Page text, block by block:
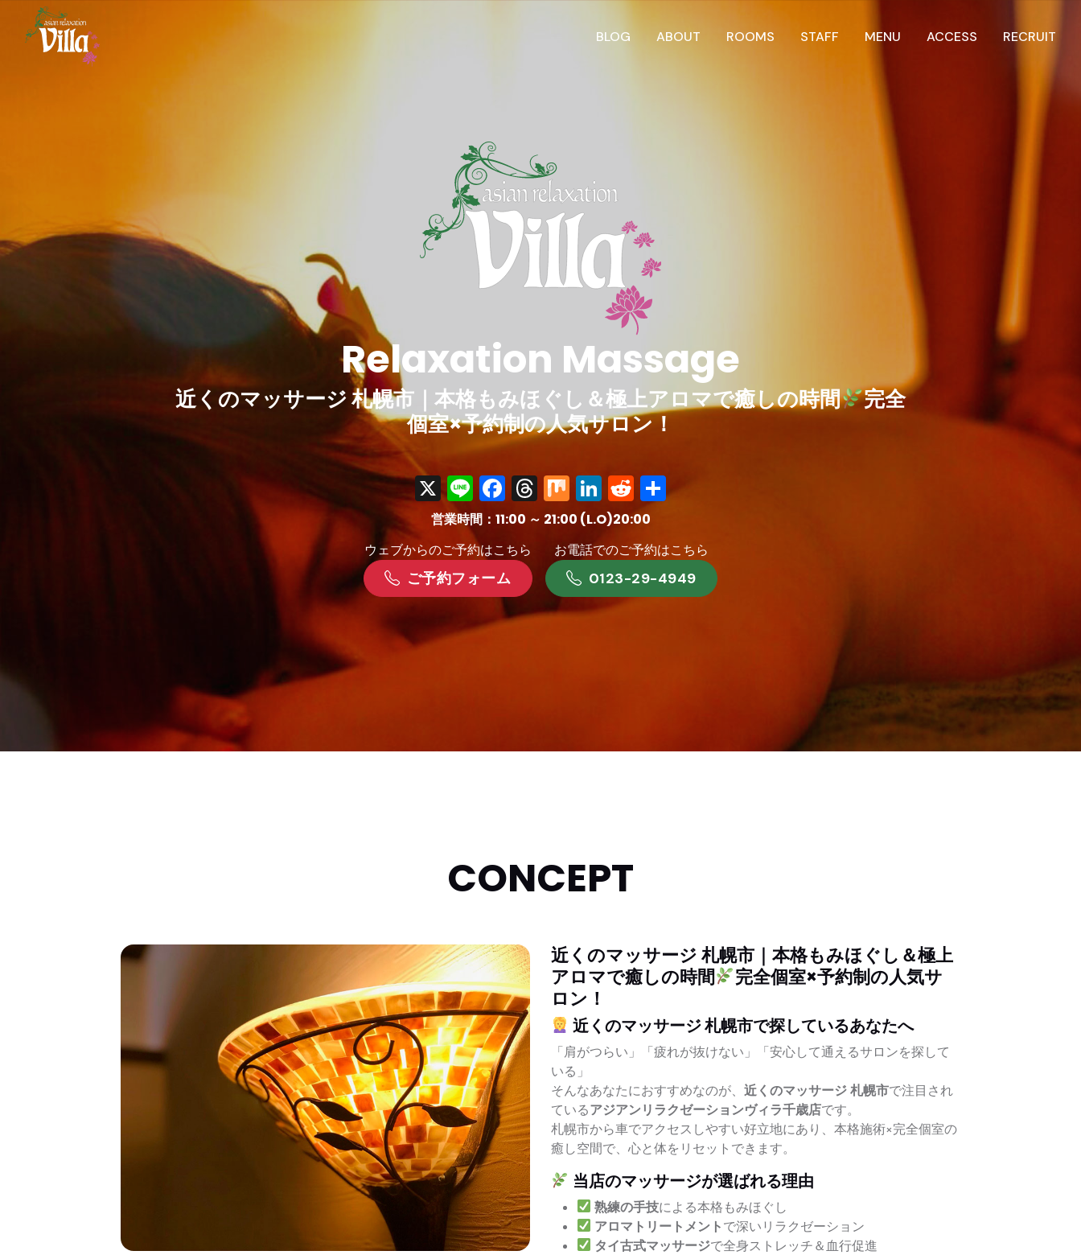
BLOG ABOUT ROOMS STAFF MENU ACCESS RECRUIT
Relaxation Massage
近くのマッサージ 札幌市｜本格もみほぐし＆極上アロマで癒しの時間
完全
個室×予約制の人気サロン！
X LineFacebook
Threads
MixLinkedIn
Reddit
共
営業時間：11:00 ～ 21:00 (L.O)20:00
ウェブからのご予約はこちら
ご予約フォーム
お電話でのご予約はこちら
0123-29-4949
CONCEPT
近くのマッサージ 札幌市｜本格もみほぐし＆極上
アロマで癒しの時間
完全個室×予約制の人気サ
ロン！
近くのマッサージ 札幌市で探しているあなたへ
「肩がつらい」「疲れが抜けない」「安心して通えるサロンを探して
いる」
そんなあなたにおすすめなのが、 近くのマッサージ 札幌市で注目され
ているアジアンリラクゼーションヴィラ千歳店です。
札幌市から車でアクセスしやすい好立地にあり、本格施術×完全個室の
癒し空間で、心と体をリセットできます。
当店のマッサージが選ばれる理由
熟練の手技による本格もみほぐし
アロマトリートメントで深いリラクゼーション
タイ古式マッサージで全身ストレッチ＆血行促進